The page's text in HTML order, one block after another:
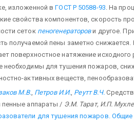
изложенной вГОСТ Р 50588-93 . На
свойства компонентов, скорость
сеток пеногенераторови другое.
получаемой пены заметно
поверхностное натяжение
необходимы для тушения пожаров,
активных веществ,
М.В. Петров И.И. Реутт В.Ч.
аппараты / Э.М. Тарат, И.П.
для тушения пожаров. Общие